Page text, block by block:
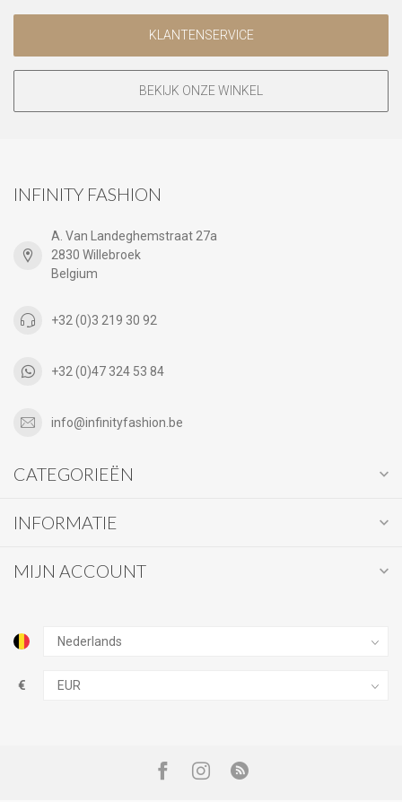
KLANTENSERVICE
BEKIJK ONZE WINKEL
INFINITY FASHION
A. Van Landeghemstraat 27a
2830 Willebroek
Belgium
+32 (0)3 219 30 92
+32 (0)47 324 53 84
info@infinityfashion.be
CATEGORIEËN
INFORMATIE
MIJN ACCOUNT
€